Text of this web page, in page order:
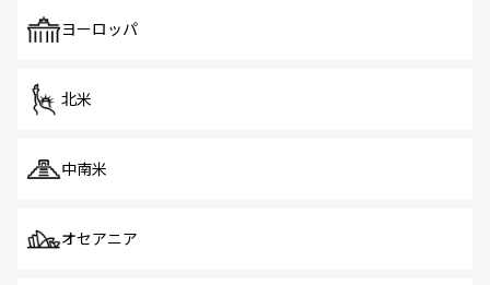
で、ホーカーズは地元の風情を楽しめる外せないスポット
ヨーロッパ
北米
中南米
オセアニア